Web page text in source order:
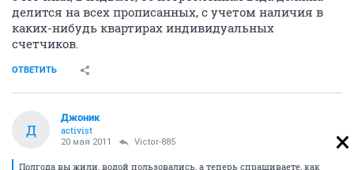
делится на всех прописанных, с учетом наличия в
каких-нибудь квартирах индивидуальных
счетчиков.
ОТВЕТИТЬ
Д
Джоник
activist
20 мая 2011 Victor-885
Полгода вы жили, водой пользовались, а теперь спрашиваете, как